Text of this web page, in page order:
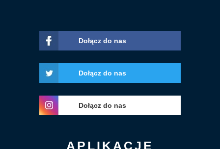
Dołącz do nas
Dołącz do nas
Dołącz do nas
APLIKACJE